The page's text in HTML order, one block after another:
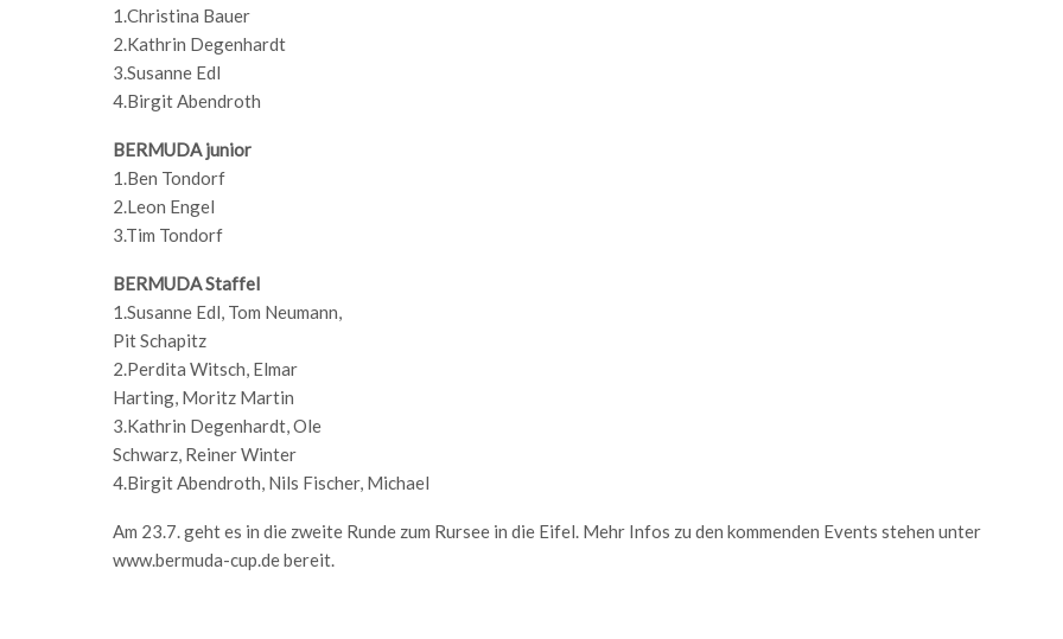
1.Christina Bauer
2.Kathrin Degenhardt
3.Susanne Edl
4.Birgit Abendroth
BERMUDA junior
1.Ben Tondorf
2.Leon Engel
3.Tim Tondorf
BERMUDA Staffel
1.Susanne Edl, Tom Neumann,
Pit Schapitz
2.Perdita Witsch, Elmar
Harting, Moritz Martin
3.Kathrin Degenhardt, Ole
Schwarz, Reiner Winter
4.Birgit Abendroth, Nils Fischer, Michael
Am 23.7. geht es in die zweite Runde zum Rursee in die Eifel. Mehr Infos zu den kommenden Events stehen unter
www.bermuda-cup.de bereit.